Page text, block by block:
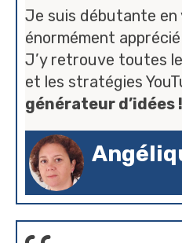
Je suis débutante en
énormément
J’y retrouve toutes
et les stratégies
générateur d’idées !